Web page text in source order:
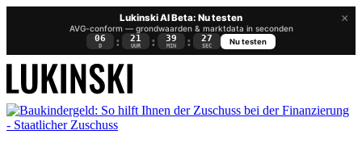
×
Lukinski AI Beta: Nu testen
AVG-conform — grondwaarden & marktdata in seconden
06
D : 21
UUR : 39
MIN : 26
SEC
Nu testen